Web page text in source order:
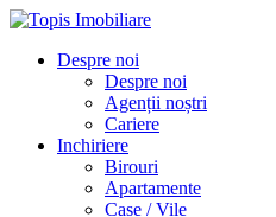
Despre noi
Despre noi
Agenții noștri
Cariere
Inchiriere
Birouri
Apartamente
Case / Vile